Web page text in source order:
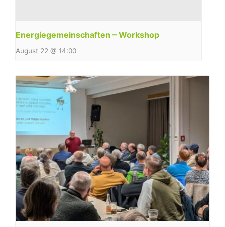
Energiegemeinschaften – Workshop
August 22 @ 14:00